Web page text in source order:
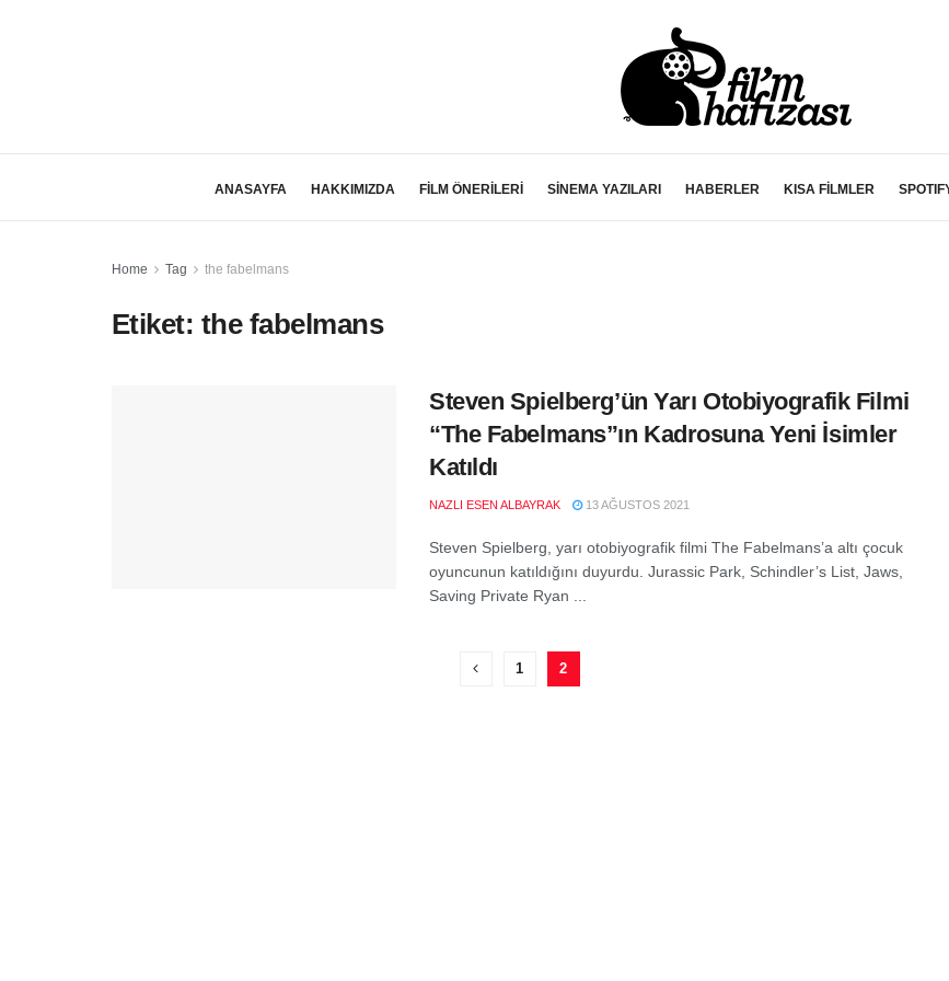
ANASAYFA HAKKIMIZDA FİLM ÖNERİLERİ SİNEMA YAZILARI HABERLER KISA FİLMLER
Home Tag the fabelmans
Etiket: the fabelmans
Steven Spielberg’ün Yarı Otobiyografik Filmi
“The Fabelmans”ın Kadrosuna Yeni İsimler
Katıldı
NAZLI ESEN ALBAYRAK 13 AĞUSTOS 2021
Steven Spielberg, yarı otobiyografik filmi The Fabelmans’a altı çocuk
oyuncunun katıldığını duyurdu. Jurassic Park, Schindler’s List, Jaws,
Saving Private Ryan ...
1 2